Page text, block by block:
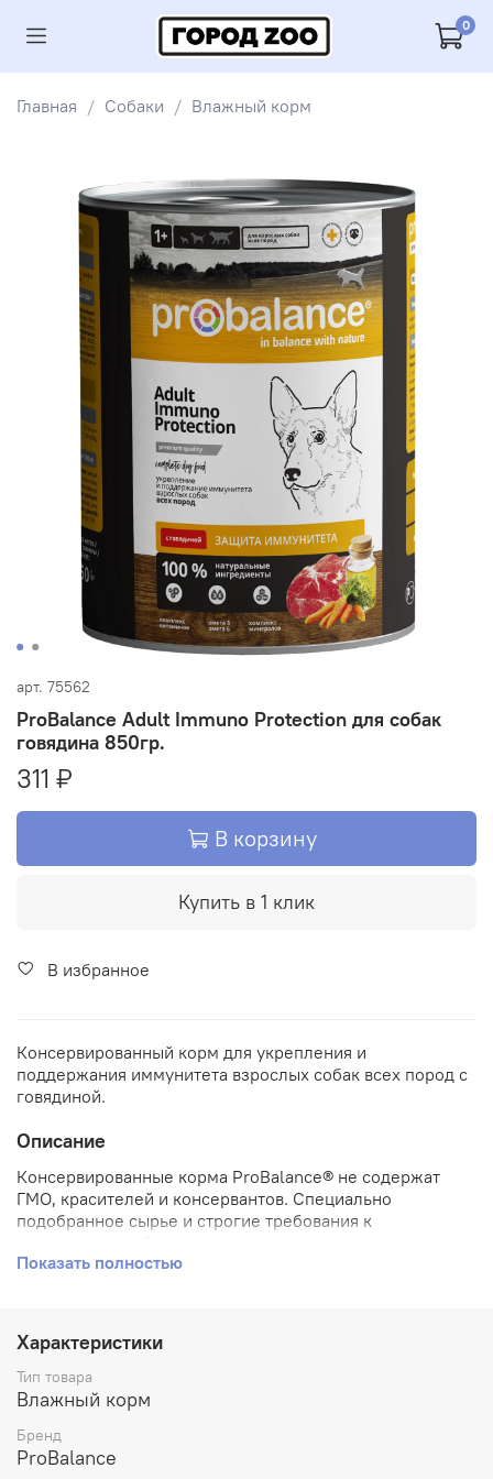
0
Главная Собаки Влажный корм
арт. 75562
ProBalance Adult Immuno Protection для собак
говядина 850гр.
311 ₽
В корзину
Купить в 1 клик
В избранное
Консервированный корм для укрепления и
поддержания иммунитета взрослых собак всех пород с
говядиной.
Описание
Консервированные корма ProBalance® не содержат
ГМО, красителей и консервантов. Специально
подобранное сырье и строгие требования к
продукта.
соль, вода. Не содержит ГМО.
Пищевая ценность:
протеин – 10,5 %, сырой жир – 6,5 %, сырая зола – 2 %.
Витамины и минеральные вещества (100 г), не менее:
кальций – не более 0,6 %, фосфор – не более 0,5 %,
Показать полностью
Характеристики
Тип товара
Влажный корм
Бренд
ProBalance